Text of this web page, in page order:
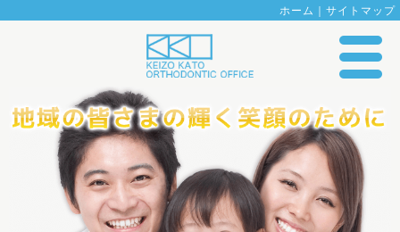
ホーム ｜ サイトマップ